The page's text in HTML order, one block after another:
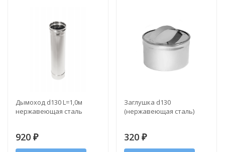
Дымоход d130 L=1,0м
нержавеющая сталь
920 ₽
Заглушка d130
(нержавеющая сталь)
320 ₽